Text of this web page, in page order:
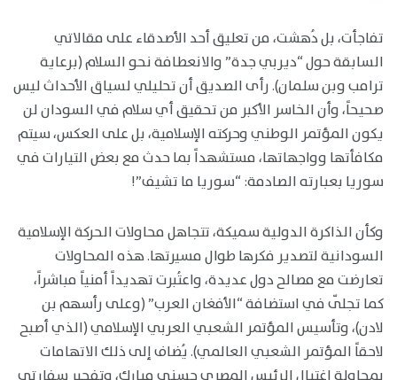
تفاجأت، بل دُهشت، من تعليق أحد الأصدقاء على مقالاتي
السابقة حول “ديربي جدة” والانعطافة نحو السلام (برعاية
ترامب وبن سلمان). رأى الصديق أن تحليلي لسياق الأحداث ليس
صحيحاً، وأن الخاسر الأكبر من تحقيق أي سلام في السودان لن
يكون المؤتمر الوطني وحركته الإسلامية، بل على العكس، سيتم
مكافأتها وواجهاتها، مستشهداً بما حدث مع بعض التيارات في
سوريا بعبارته الصادمة: “سوريا ما تشيف”!
وكأن الذاكرة الدولية سميكة، تتجاهل محاولات الحركة الإسلامية
السودانية لتصدير فكرها طوال مسيرتها. هذه المحاولات
تعارضت مع مصالح دول عديدة، واعتُبرت تهديداً أمنياً مباشراً،
كما تجلّى في استضافة “الأفغان العرب” (وعلى رأسهم بن
لادن)، وتأسيس المؤتمر الشعبي العربي الإسلامي (الذي أصبح
لاحقاً المؤتمر الشعبي العالمي). يُضاف إلى ذلك الاتهامات